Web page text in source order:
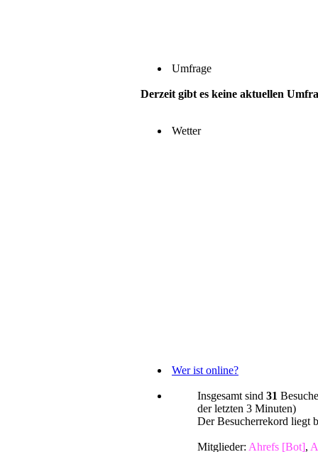
Umfrage
Derzeit gibt es keine aktuellen
Wetter
Wer ist online?
Insgesamt sind 31
der letzten 3 Minuten)
Der Besucherrekord liegt
Mitglieder: Ahrefs [Bot],